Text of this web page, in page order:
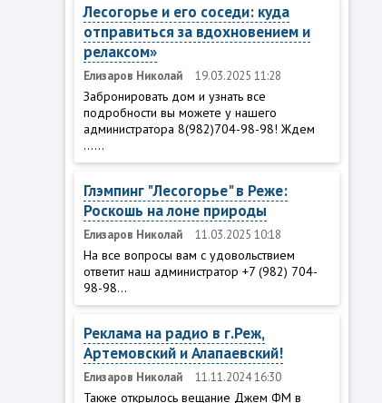
Лесогорье и его соседи: куда
отправиться за вдохновением и
релаксом»
Елизаров Николай 19.03.2025 11:28
Забронировать дом и узнать все
подробности вы можете у нашего
администратора 8(982)704-98-98! Ждем
......
Глэмпинг "Лесогорье" в Реже:
Роскошь на лоне природы
Елизаров Николай 11.03.2025 10:18
На все вопросы вам с удовольствием
ответит наш администратор +7 (982) 704-
98-98...
Реклама на радио в г.Реж,
Артемовский и Алапаевский!
Елизаров Николай 11.11.2024 16:30
Также открылось вещание Джем ФМ в